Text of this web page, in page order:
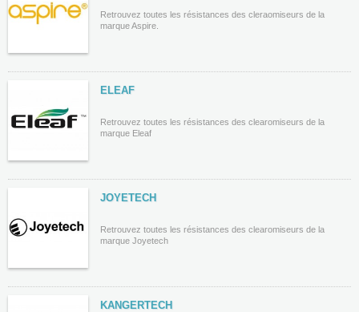
Retrouvez toutes les résistances des cleraomiseurs de la
marque Aspire.
ELEAF
Retrouvez toutes les résistances des clearomiseurs de la
marque Eleaf
JOYETECH
Retrouvez toutes les résistances des clearomiseurs de la
marque Joyetech
KANGERTECH